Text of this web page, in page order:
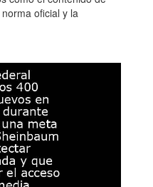
oficial y la